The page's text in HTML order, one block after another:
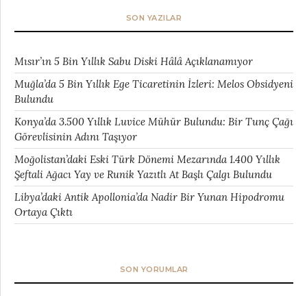
SON YAZILAR
Mısır’ın 5 Bin Yıllık Sabu Diski Hâlâ Açıklanamıyor
Muğla’da 5 Bin Yıllık Ege Ticaretinin İzleri: Melos Obsidyeni
Bulundu
Konya’da 3.500 Yıllık Luvice Mühür Bulundu: Bir Tunç Çağı
Görevlisinin Adını Taşıyor
Moğolistan’daki Eski Türk Dönemi Mezarında 1.400 Yıllık
Şeftali Ağacı Yay ve Runik Yazıtlı At Başlı Çalgı Bulundu
Libya’daki Antik Apollonia’da Nadir Bir Yunan Hipodromu
Ortaya Çıktı
SON YORUMLAR